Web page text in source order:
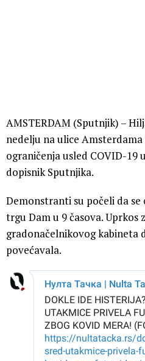
AMSTERDAM (Sputnjik) –
nedelju na ulice
ograničenja usled COVID-19
dopisnik Sputnjika.
Demonstranti su počeli da
trgu Dam u 9 časova. Uprkos
gradonačelnikovog kabineta
povećavala.